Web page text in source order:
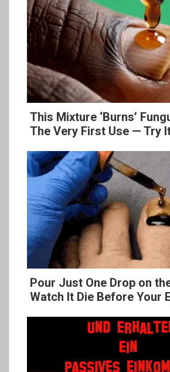
This Mixture ‘Burns’
The Very First Use — Try
Pour Just One Drop on
Watch It Die Before Your